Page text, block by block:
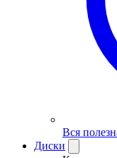
Вся
Диски